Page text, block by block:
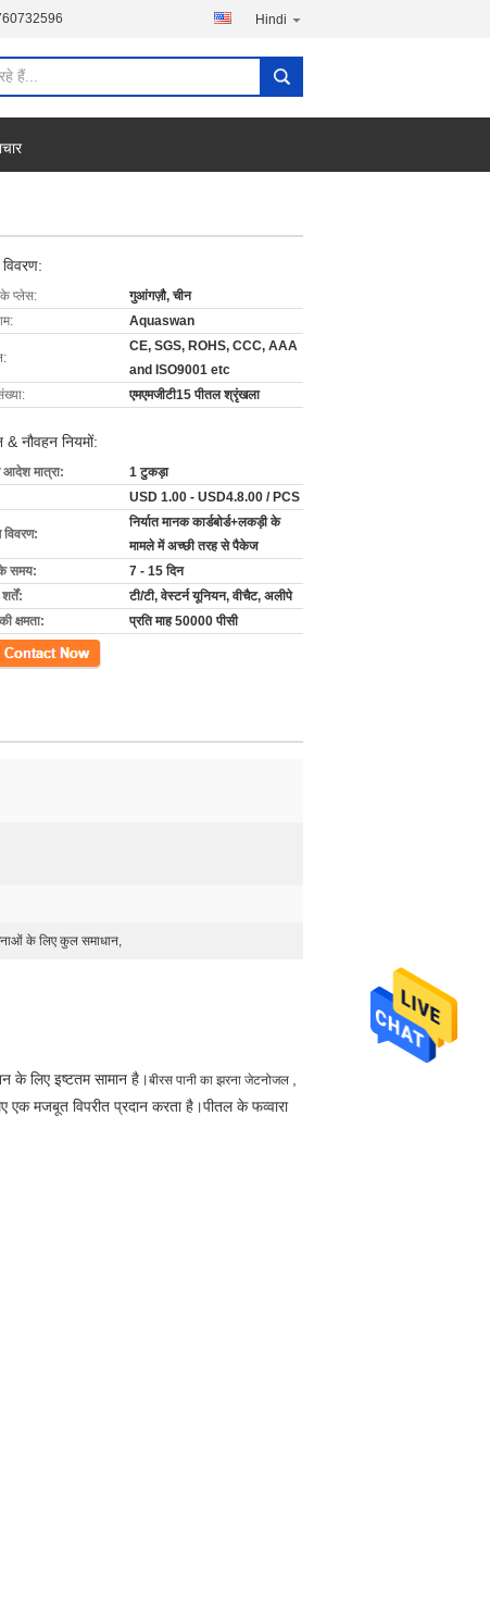
Hindi
विवरण:
के प्लेस:
गुआंगज़ौ, चीन
Aquaswan
CE, SGS, ROHS, CCC, AAA
and ISO9001 etc
एमएमजीटी15 पीतल श्रृंखला
& नौवहन नियमों:
आदेश मात्रा:
1 टुकड़ा
USD 1.00 - USD4.8.00 / PCS
निर्यात मानक कार्डबोर्ड+लकड़ी के
मामले में अच्छी तरह से पैकेज
समय:
7 - 15 दिन
टी/टी, वेस्टर्न यूनियन, वीचैट, अलीपे
क्षमता:
प्रति माह 50000 पीसी
के लिए कुल समाधान,
लिए इष्टतम सामान है।बीरस पानी का झरना जेटनोजल
एक मजबूत विपरीत प्रदान करता है।पीतल के फव्वारा